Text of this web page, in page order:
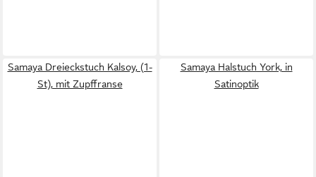
Samaya Dreieckstuch Kalsoy, (1-
St), mit Zupffranse
Samaya Halstuch York, in
Satinoptik